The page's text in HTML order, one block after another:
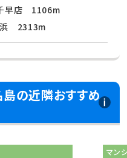
早店 1106m
浜 2313m
の近隣おすすめ
マン